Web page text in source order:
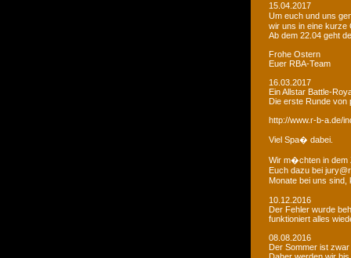
15.04.2017
Um euch und uns
wir uns in eine kurze
Ab dem 22.04 geht
Frohe Ostern
Euer RBA-Team
16.03.2017
Ein Allstar Battle-
Die erste Runde von
http://www.r-b-a.de/
Viel Spa� dabei.
Wir m�chten in dem
Euch dazu bei
Monate bei uns
10.12.2016
Der Fehler wurde
funktioniert alles
08.08.2016
Der Sommer ist